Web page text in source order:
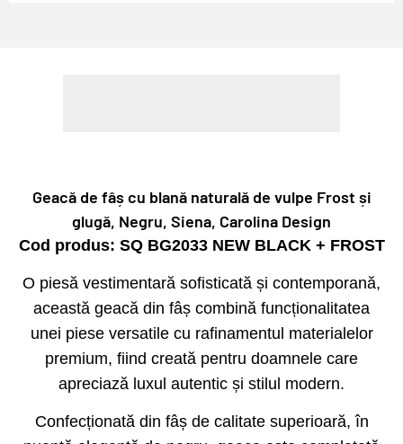
Geacă de fâș cu blană naturală de vulpe Frost și
glugă, Negru, Siena, Carolina Design
Cod produs: SQ BG2033 NEW BLACK + FROST
O piesă vestimentară sofisticată și contemporană,
această geacă din fâș combină funcționalitatea
unei piese versatile cu rafinamentul materialelor
premium, fiind creată pentru doamnele care
apreciază luxul autentic și stilul modern.
Confecționată din fâș de calitate superioară, în